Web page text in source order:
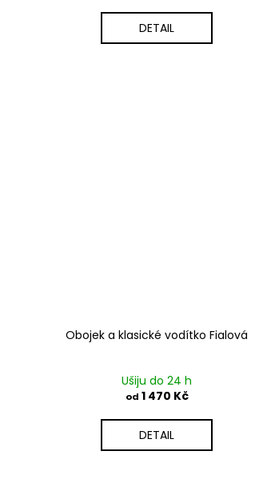
DETAIL
Obojek a klasické vodítko Fialová
Ušiju do 24 h
od 1 470 Kč
DETAIL